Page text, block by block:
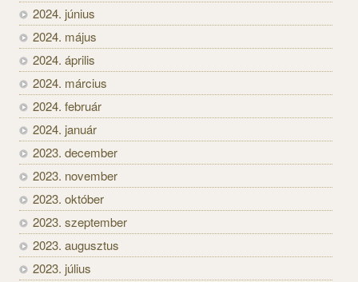
2024. június
2024. május
2024. április
2024. március
2024. február
2024. január
2023. december
2023. november
2023. október
2023. szeptember
2023. augusztus
2023. július